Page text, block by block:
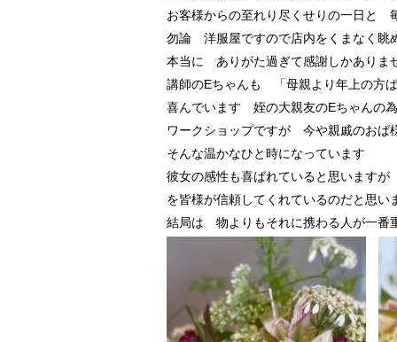
お客様からの至れり尽くせりの一日と
勿論 洋服屋ですので店内をくまなく眺
本当に ありがた過ぎて感謝しかありま
講師のEちゃんも 「母親より年上の方
喜んでいます 姪の大親友のEちゃんの
ワークショップですが 今や親戚のおば
そんな温かなひと時になっています
彼女の感性も喜ばれていると思います
を皆様が信頼してくれているのだと思い
結局は 物よりもそれに携わる人が一番